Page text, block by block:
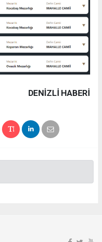
DENIZLI HABERİ